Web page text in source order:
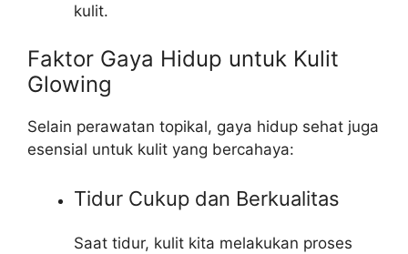
kulit.
Faktor Gaya Hidup untuk Kulit
Glowing
Selain perawatan topikal, gaya hidup sehat juga
esensial untuk kulit yang bercahaya:
Tidur Cukup dan Berkualitas
Saat tidur, kulit kita melakukan proses